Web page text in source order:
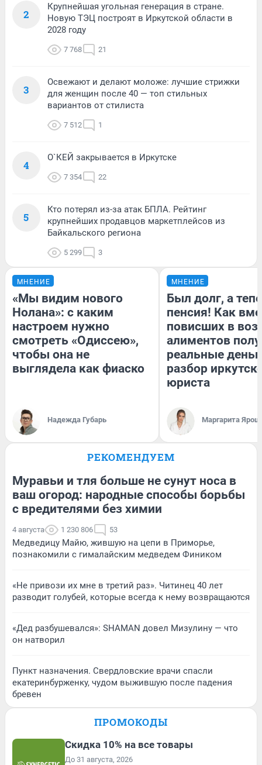
2
Крупнейшая угольная генерация в стране.
Новую ТЭЦ построят в Иркутской области в
2028 году
7 768 21
3
Освежают и делают моложе: лучшие стрижки
для женщин после 40 — топ стильных
вариантов от стилиста
7 512 1
4
О`КЕЙ закрывается в Иркутске
7 354 22
5
Кто потерял из-за атак БПЛА. Рейтинг
крупнейших продавцов маркетплейсов из
Байкальского региона
5 299 3
МНЕНИЕ
«Мы видим нового
Нолана»: с каким
настроем нужно
смотреть «Одиссею»,
чтобы она не
выглядела как фиаско
Надежда Губарь
МНЕНИЕ
Был долг, а
пенсия! Как
повисших в
алиментов
реальные
разбор
юриста
Маргарита
РЕКОМЕНДУЕМ
Муравьи и тля больше не сунут носа в
ваш огород: народные способы борьбы
с вредителями без химии
4 августа 1 230 806 53
Медведицу Майю, жившую на цепи в Приморье,
познакомили с гималайским медведем Фиником
«Не привози их мне в третий раз». Читинец 40 лет
разводит голубей, которые всегда к нему возвращаются
«Дед разбушевался»: SHAMAN довел Мизулину — что
он натворил
Пункт назначения. Свердловские врачи спасли
екатеринбурженку, чудом выжившую после падения
бревен
ПРОМОКОДЫ
Скидка 10% на все товары
До 31 августа, 2026